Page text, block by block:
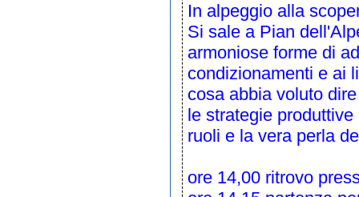
In alpeggio alla
Si sale a Pian
armoniose forme di
condizionamenti e ai
cosa abbia voluto
le strategie
ruoli e la vera perla
ore 14,00 ritrovo